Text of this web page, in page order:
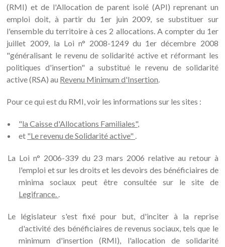
(RMI) et de l'Allocation de parent isolé (API) reprenant un
emploi doit, à partir du 1er juin 2009, se substituer sur
l'ensemble du territoire à ces 2 allocations. A compter du 1er
juillet 2009, la Loi n° 2008-1249 du 1er décembre 2008
"généralisant le revenu de solidarité active et réformant les
politiques d'insertion" a substitué le revenu de solidarité
active (RSA) au Revenu Minimum d'Insertion.
Pour ce qui est du RMI, voir les informations sur les sites :
"la Caisse d'Allocations Familiales",
et "Le revenu de Solidarité active" .
La Loi n° 2006-339 du 23 mars 2006 relative au retour à
l'emploi et sur les droits et les devoirs des bénéficiaires de
minima sociaux peut être consultée sur le site de
Legifrance. .
Le législateur s'est fixé pour but, d'inciter à la reprise
d'activité des bénéficiaires de revenus sociaux, tels que le
minimum d'insertion (RMI), l'allocation de solidarité